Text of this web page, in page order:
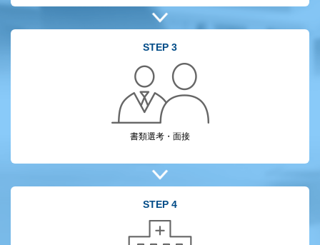
STEP 3
書類選考・面接
STEP 4